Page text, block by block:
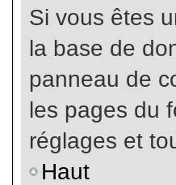
Si vous êtes
la base de
panneau de
les pages du
réglages et
Haut